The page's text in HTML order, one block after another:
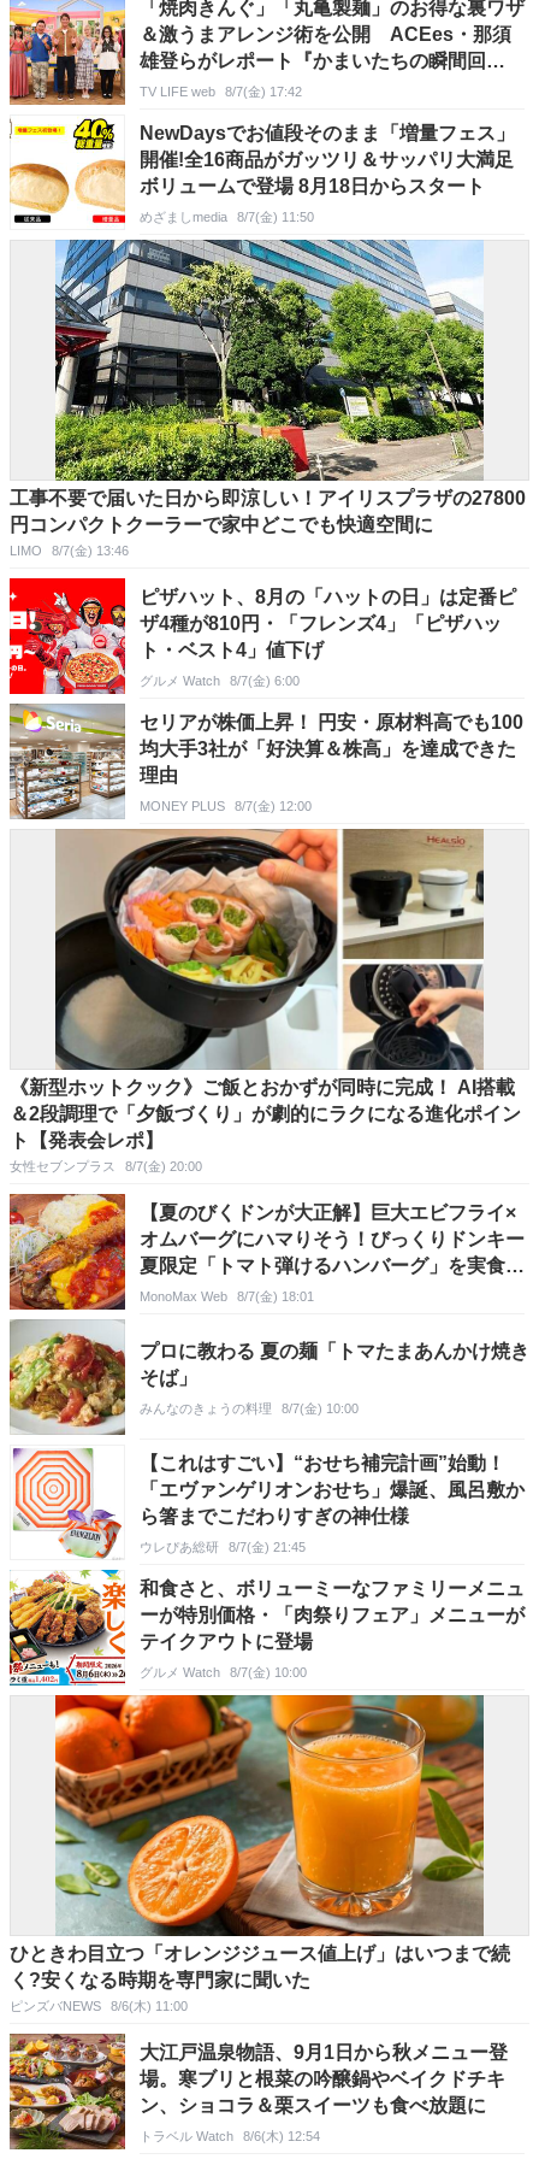
「焼肉きんぐ」「丸亀製麺」のお得な裏ワザ
＆激うまアレンジ術を公開 ACEes・那須
雄登らがレポート『かまいたちの瞬間回
答！』
TV LIFE web 8/7(金) 17:42
NewDaysでお値段そのまま「増量フェス」
開催!全16商品がガッツリ＆サッパリ大満足
ボリュームで登場 8月18日からスタート
めざましmedia 8/7(金) 11:50
工事不要で届いた日から即涼しい！アイリスプラザの27800
円コンパクトクーラーで家中どこでも快適空間に
LIMO 8/7(金) 13:46
ピザハット、8月の「ハットの日」は定番ピ
ザ4種が810円・「フレンズ4」「ピザハッ
ト・ベスト4」値下げ
グルメ Watch 8/7(金) 6:00
セリアが株価上昇！ 円安・原材料高でも100
均大手3社が「好決算＆株高」を達成できた
理由
MONEY PLUS 8/7(金) 12:00
《新型ホットクック》ご飯とおかずが同時に完成！ AI搭載
＆2段調理で「夕飯づくり」が劇的にラクになる進化ポイン
ト【発表会レポ】
女性セブンプラス 8/7(金) 20:00
【夏のびくドンが大正解】巨大エビフライ×
オムバーグにハマりそう！びっくりドンキー
夏限定「トマト弾けるハンバーグ」を実食レ
ビュー
MonoMax Web 8/7(金) 18:01
プロに教わる 夏の麺「トマたまあんかけ焼き
そば」
みんなのきょうの料理 8/7(金) 10:00
【これはすごい】“おせち補完計画”始動！
「エヴァンゲリオンおせち」爆誕、風呂敷か
ら箸までこだわりすぎの神仕様
ウレぴあ総研 8/7(金) 21:45
和食さと、ボリューミーなファミリーメニュ
ーが特別価格・「肉祭りフェア」メニューが
テイクアウトに登場
グルメ Watch 8/7(金) 10:00
ひときわ目立つ「オレンジジュース値上げ」はいつまで続
く?安くなる時期を専門家に聞いた
ピンズバNEWS 8/6(木) 11:00
大江戸温泉物語、9月1日から秋メニュー登
場。寒ブリと根菜の吟醸鍋やベイクドチキ
ン、ショコラ＆栗スイーツも食べ放題に
トラベル Watch 8/6(木) 12:54